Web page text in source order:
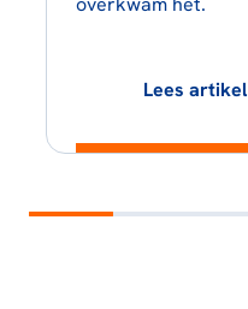
Lees artikel